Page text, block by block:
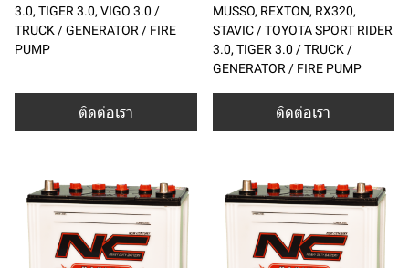
3.0, TIGER 3.0, VIGO 3.0 /
TRUCK / GENERATOR / FIRE
PUMP
ติดต่อเรา
MUSSO, REXTON, RX320,
STAVIC / TOYOTA SPORT RIDER
3.0, TIGER 3.0 / TRUCK /
GENERATOR / FIRE PUMP
ติดต่อเรา